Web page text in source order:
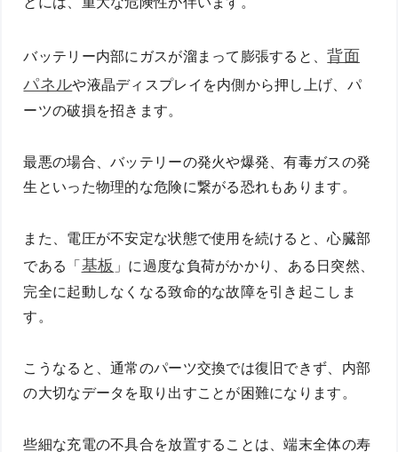
バッテリー内部にガスが溜まって膨張すると、背面
パネルや液晶ディスプレイを内側から押し上げ、パ
ーツの破損を招きます。
最悪の場合、バッテリーの発火や爆発、有毒ガスの発
生といった物理的な危険に繋がる恐れもあります。
また、電圧が不安定な状態で使用を続けると、心臓部
である「 基板 」に過度な負荷がかかり、ある日突然、
完全に起動しなくなる致命的な故障を引き起こしま
す。
こうなると、通常のパーツ交換では復旧できず、内部
の大切なデータを取り出すことが困難になります。
些細な充電の不具合を放置することは、端末全体の寿